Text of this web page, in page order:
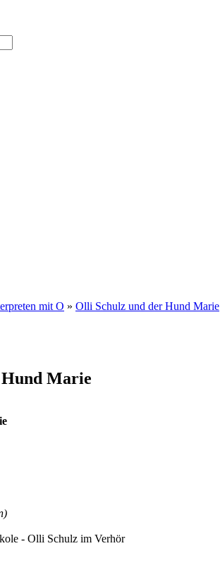
mit O » Olli Schulz und der Hund Marie
Marie
- Olli Schulz im Verhör